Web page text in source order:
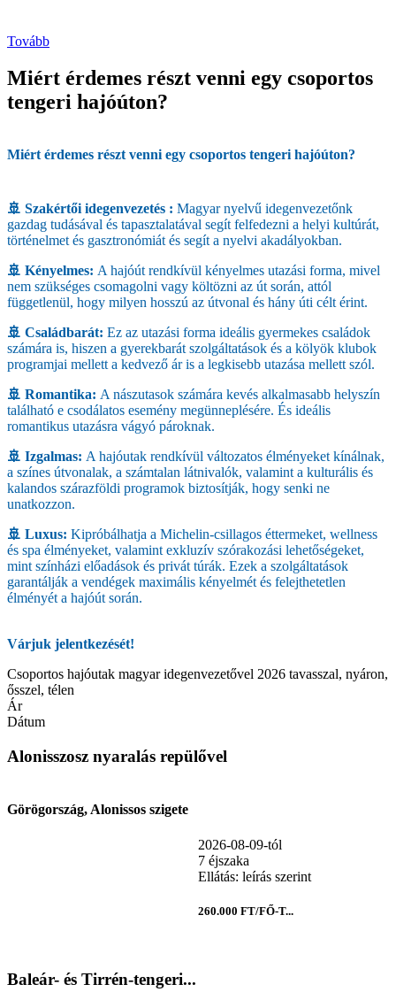
Tovább
Miért érdemes részt venni egy csoportos
tengeri hajóúton?
Miért érdemes részt venni egy csoportos tengeri hajóúton?
🚢 Szakértői idegenvezetés : Magyar nyelvű idegenvezetőnk
gazdag tudásával és tapasztalatával segít felfedezni a helyi kultúrát,
történelmet és gasztronómiát és segít a nyelvi akadályokban.
🚢 Kényelmes: A hajóút rendkívül kényelmes utazási forma, mivel
nem szükséges csomagolni vagy költözni az út során, attól
függetlenül, hogy milyen hosszú az útvonal és hány úti célt érint.
🚢 Családbarát: Ez az utazási forma ideális gyermekes családok
számára is, hiszen a gyerekbarát szolgáltatások és a kölyök klubok
programjai mellett a kedvező ár is a legkisebb utazása mellett szól.
🚢 Romantika: A nászutasok számára kevés alkalmasabb helyszín
található e csodálatos esemény megünneplésére. És ideális
romantikus utazásra vágyó pároknak.
🚢 Izgalmas: A hajóutak rendkívül változatos élményeket kínálnak,
a színes útvonalak, a számtalan látnivalók, valamint a kulturális és
kalandos szárazföldi programok biztosítják, hogy senki ne
unatkozzon.
🚢 Luxus: Kipróbálhatja a Michelin-csillagos éttermeket, wellness
és spa élményeket, valamint exkluzív szórakozási lehetőségeket,
mint színházi előadások és privát túrák. Ezek a szolgáltatások
garantálják a vendégek maximális kényelmét és felejthetetlen
élményét a hajóút során.
Várjuk jelentkezését!
Csoportos hajóutak magyar idegenvezetővel 2026 tavasszal, nyáron,
ősszel, télen
Ár
Dátum
Alonisszosz nyaralás repülővel
Görögország, Alonissos szigete
2026-08-09-tól
7 éjszaka
Ellátás: leírás szerint
260.000 FT/FŐ-T...
Baleár- és Tirrén-tengeri...